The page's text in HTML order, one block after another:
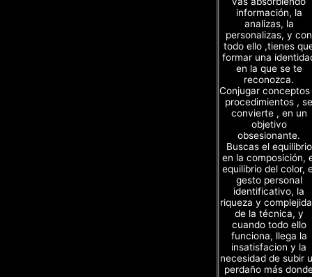
información, la
analizas, la
personalizas, y con
todo ello ,tienes
formar una
en la que se te
reconozca.
Conjugar
procedimientos , se
convierte , en un
objetivo
obsesionante.
Buscas el equilibrio
en la composición,
equilibrio del color,
gesto personal
identificativo, la
riqueza y
de la técnica, y
cuando todo ello
funciona, llega la
insatisfacion y la
necesidad de subir
perdaño más